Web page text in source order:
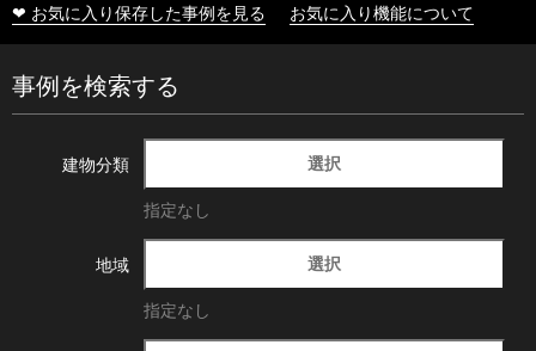
❤ お気に入り保存した事例を見る お気に入り機能について
事例を検索する
建物分類 選択
指定なし
地域 選択
指定なし